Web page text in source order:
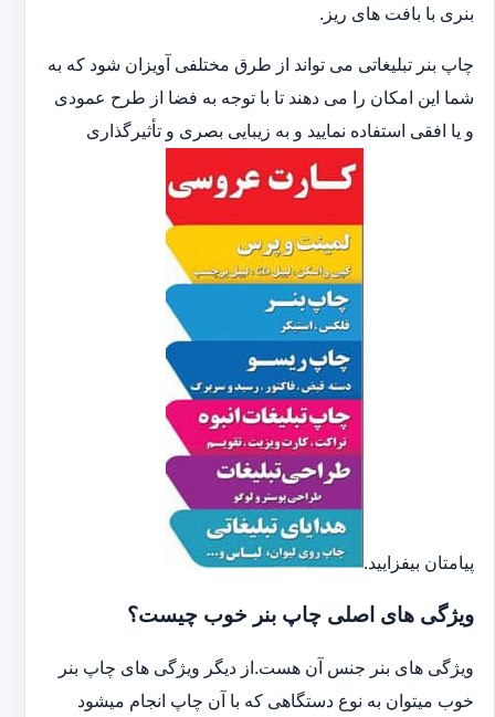
بنری با بافت های ریز.
چاپ بنر تبلیغاتی می تواند از طرق مختلفی آویزان شود که به
شما این امکان را می دهند تا با توجه به فضا از طرح عمودی
و یا افقی استفاده نمایید و به زیبایی بصری و تأثیرگذاری
پیامتان بیفزایید.
ویژگی های اصلی چاپ بنر خوب چیست؟
ویژگی های بنر جنس آن هست.از دیگر ویژگی های چاپ بنر
خوب میتوان به نوع دستگاهی که با آن چاپ انجام میشود